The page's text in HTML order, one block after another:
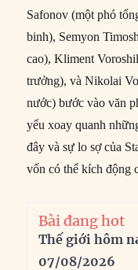
Safonov (một phó
binh), Semyon
cao), Kliment
trưởng), và Nikolai
nước) bước vào văn
yếu xoay quanh
đây và sự lo sợ của
vốn có thể kích động
Bài đang hot
Thế giới hôm
07/08/2026